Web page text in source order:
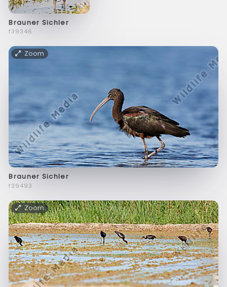
Brauner Sichler
f39346
Zoom
Brauner Sichler
f39493
Zoom